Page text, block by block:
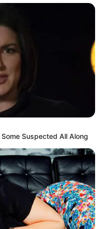
Suspected All Along